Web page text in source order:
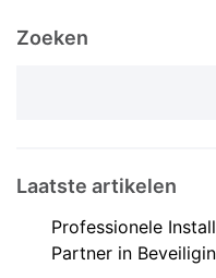
woningen. Met DALI
Zoeken
Laatste artikelen
Professionele
Partner in